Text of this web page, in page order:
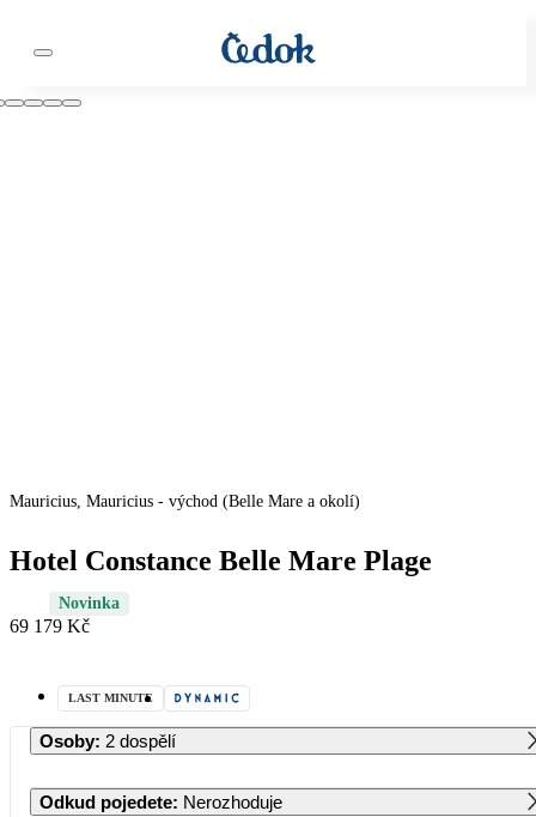
Mauricius, Mauricius - východ (Belle Mare a okolí)
Hotel Constance Belle Mare Plage
Novinka
69 179 Kč
LAST MINUTE
Osoby: 2 dospělí
Odkud pojedete: Nerozhoduje